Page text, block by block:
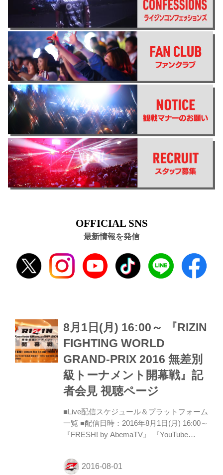
OFFICIAL SNS
最新情報を発信
8月1日(月) 16:00～ 『RIZIN
FIGHTING WORLD
GRAND-PRIX 2016 無差別
級トーナメント開幕戦』記
者会見 視聴ページ
■Live配信スケジュール＆プラットフォーム
一覧 ■配信日時：2016年8月1日(月) 16:00～
『FRESH! by AbemaTV』 『YouTube
v=Z70fcQJruKA
https://www.youtube.com/embed/Z70fcQJru